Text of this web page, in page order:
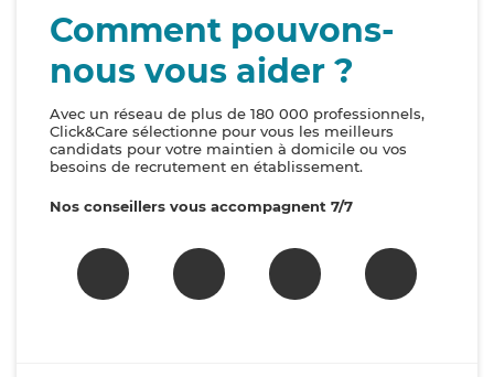
Comment pouvons-
nous vous aider ?
Avec un réseau de plus de 180 000 professionnels,
Click&Care sélectionne pour vous les meilleurs
candidats pour votre maintien à domicile ou vos
besoins de recrutement en établissement.
Nos conseillers vous accompagnent 7/7